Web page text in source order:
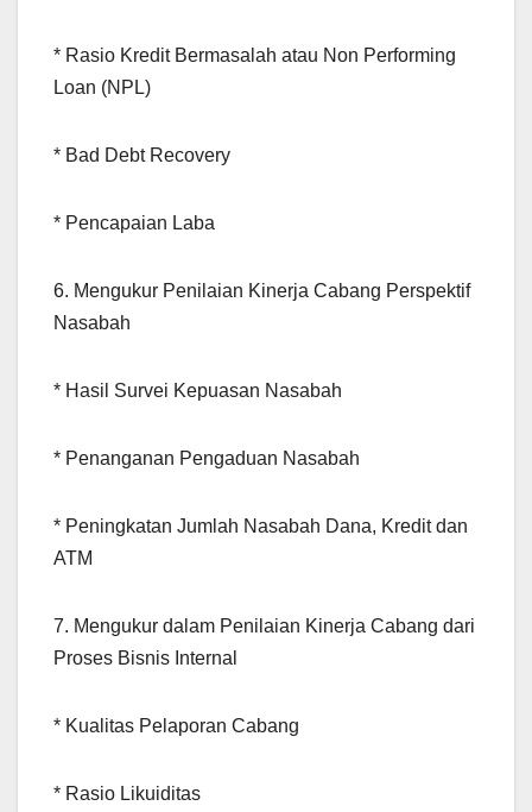
* Rasio Kredit Bermasalah atau Non Performing
Loan (NPL)
* Bad Debt Recovery
* Pencapaian Laba
6. Mengukur Penilaian Kinerja Cabang Perspektif
Nasabah
* Hasil Survei Kepuasan Nasabah
* Penanganan Pengaduan Nasabah
* Peningkatan Jumlah Nasabah Dana, Kredit dan
ATM
7. Mengukur dalam Penilaian Kinerja Cabang dari
Proses Bisnis Internal
* Kualitas Pelaporan Cabang
* Rasio Likuiditas